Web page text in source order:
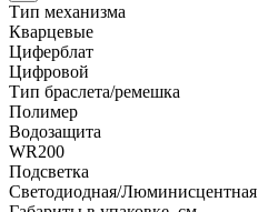
Тип механизма
Кварцевые
Циферблат
Цифровой
Тип браслета/ремешка
Полимер
Водозащита
WR200
Подсветка
Светодиодная/Люминисцентная